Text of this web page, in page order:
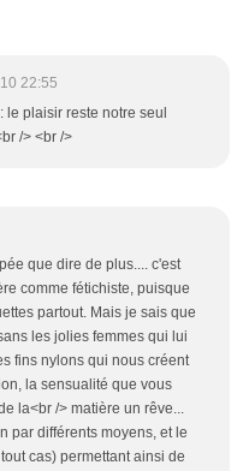
22:55
le plaisir reste notre seul
/> <br />
que dire de plus.... c'est
comme fétichiste, puisque
partout. Mais je sais que
les jolies femmes qui lui
fins nylons qui nous créent
la sensualité que vous
la<br /> matière un rêve...
par différents moyens, et le
cas) permettant ainsi de